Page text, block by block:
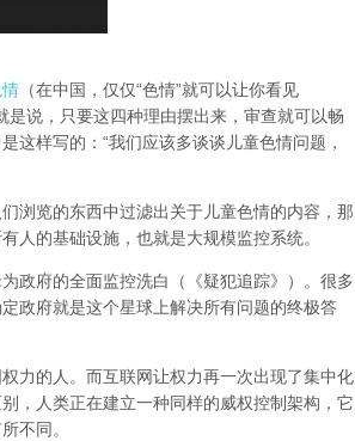
（在中国，仅仅“色情”就可以让你看见
是说，只要这四种理由摆出来，审查就可以畅
这样写的：“我们应该多谈谈儿童色情问题，
浏览的东西中过滤出关于儿童色情的内容，那
人的基础设施，也就是大规模监控系统。
政府的全面监控洗白（《疑犯追踪》）。 很多
政府就是这个星球上解决所有问题的终极答
力的人。而互联网让权力再一次出现了集中化
，人类正在建立一种同样的威权控制架构，它
不同。